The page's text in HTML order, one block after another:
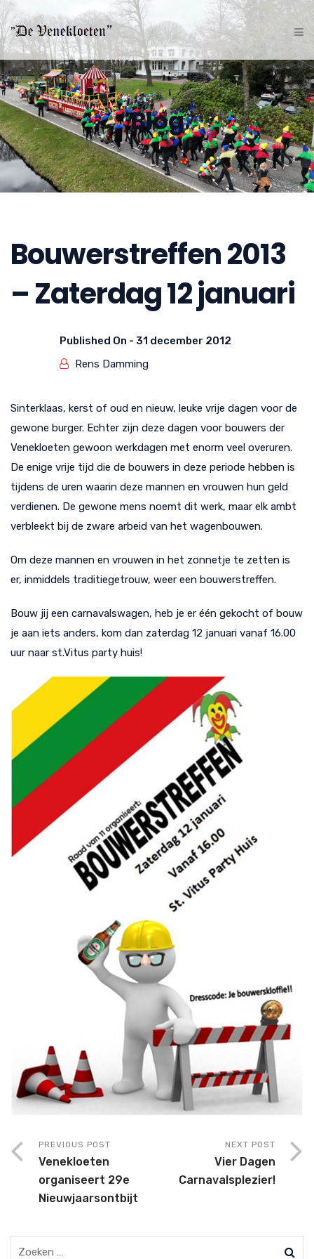
Blog
Bouwerstreffen 2013
– Zaterdag 12 januari
Published On - 31 december 2012
Rens Damming
Sinterklaas, kerst of oud en nieuw, leuke vrije dagen voor de
gewone burger. Echter zijn deze dagen voor bouwers der
Venekloeten gewoon werkdagen met enorm veel overuren.
De enige vrije tijd die de bouwers in deze periode hebben is
tijdens de uren waarin deze mannen en vrouwen hun geld
verdienen. De gewone mens noemt dit werk, maar elk ambt
verbleekt bij de zware arbeid van het wagenbouwen.
Om deze mannen en vrouwen in het zonnetje te zetten is
er, inmiddels traditiegetrouw, weer een bouwerstreffen.
Bouw jij een carnavalswagen, heb je er één gekocht of bouw
je aan iets anders, kom dan zaterdag 12 januari vanaf 16.00
uur naar st.Vitus party huis!
PREVIOUS POST
Venekloeten
organiseert 29e
Nieuwjaarsontbijt
NEXT POST
Vier Dagen
Carnavalsplezier!